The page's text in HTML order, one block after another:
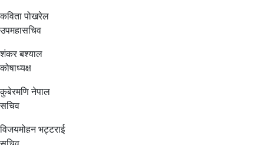
कविता पोखरेल
उपमहासचिव
शंकर बश्याल
कोषाध्यक्ष
कुबेरमणि नेपाल
सचिव
विजयमोहन भट्टराई